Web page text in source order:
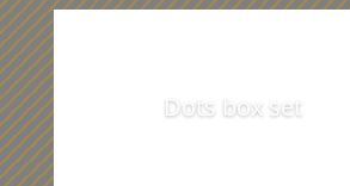
Dots box set